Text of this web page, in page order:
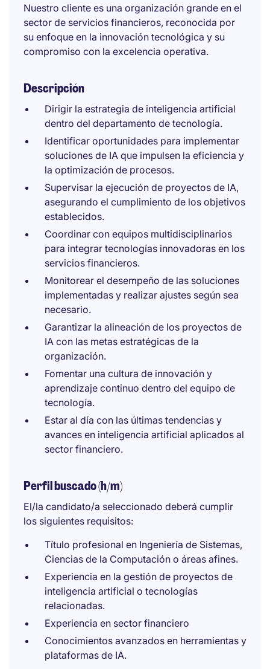
Nuestro cliente es una organización grande en el
sector de servicios financieros, reconocida por
su enfoque en la innovación tecnológica y su
compromiso con la excelencia operativa.
Descripción
Dirigir la estrategia de inteligencia artificial
dentro del departamento de tecnología.
Identificar oportunidades para implementar
soluciones de IA que impulsen la eficiencia y
la optimización de procesos.
Supervisar la ejecución de proyectos de IA,
asegurando el cumplimiento de los objetivos
establecidos.
Coordinar con equipos multidisciplinarios
para integrar tecnologías innovadoras en los
servicios financieros.
Monitorear el desempeño de las soluciones
implementadas y realizar ajustes según sea
necesario.
Garantizar la alineación de los proyectos de
IA con las metas estratégicas de la
organización.
Fomentar una cultura de innovación y
aprendizaje continuo dentro del equipo de
tecnología.
Estar al día con las últimas tendencias y
avances en inteligencia artificial aplicados al
sector financiero.
Perfil buscado (h/m)
El/la candidato/a seleccionado deberá cumplir
los siguientes requisitos:
Título profesional en Ingeniería de Sistemas,
Ciencias de la Computación o áreas afines.
Experiencia en la gestión de proyectos de
inteligencia artificial o tecnologías
relacionadas.
Experiencia en sector financiero
Conocimientos avanzados en herramientas y
plataformas de IA.